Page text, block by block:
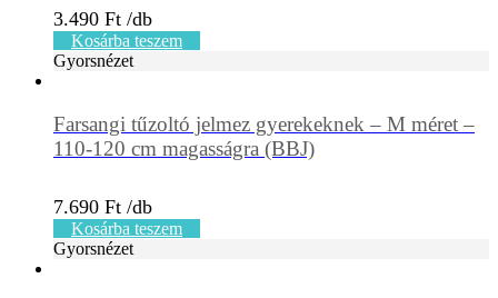
3.490 Ft
Kosárba teszem
Gyorsnézet
Farsangi tűzoltó jelmez gyerekeknek – M méret –
110-120 cm magasságra (BBJ)
7.690 Ft
Kosárba teszem
Gyorsnézet